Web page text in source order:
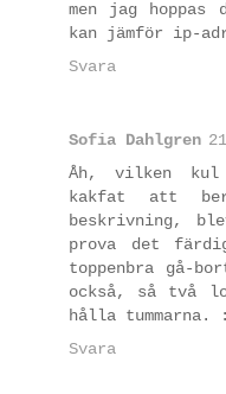
men jag hoppas
kan jämför ip-
Svara
Sofia Dahlgren
Åh, vilken
kakfat att
beskrivning,
prova det
toppenbra gå-
också, så två
hålla tummarna.
Svara